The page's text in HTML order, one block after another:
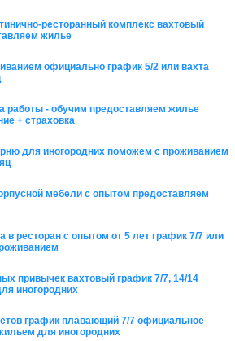
ресторанный комплекс вахтовый
жилье
официально график 5/2 или вахта
работы - обучим предоставляем жилье
+ страховка
для иногородних поможем с проживанием
мебели с опытом предоставляем
в ресторан с опытом от 5 лет график 7/7 или
привычек вахтовый график 7/7, 14/14
иногородних
график плавающий 7/7 официальное
для иногородних